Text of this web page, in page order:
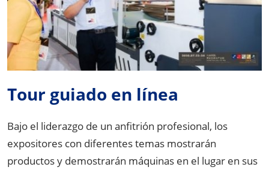
Tour guiado en línea
Bajo el liderazgo de un anfitrión profesional, los
expositores con diferentes temas mostrarán
productos y demostrarán máquinas en el lugar en sus